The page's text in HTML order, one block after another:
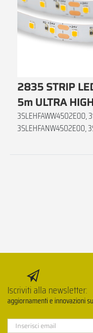
2835 STRIP
5m ULTRA
3SLEHFAWW4502E00,
3SLEHFANW4502E00,
Iscriviti alla newsletter:
aggiornamenti e innovazioni